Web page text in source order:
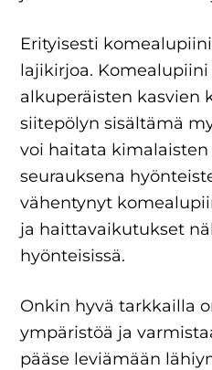
Erityisesti
lajikirjoa.
alkuperäisten kasvien
siitepölyn sisältämä
voi haitata
seurauksena
vähentynyt
ja haittavaikutukset
hyönteisissä.
Onkin hyvä tarkkailla
ympäristöä ja
pääse leviämään